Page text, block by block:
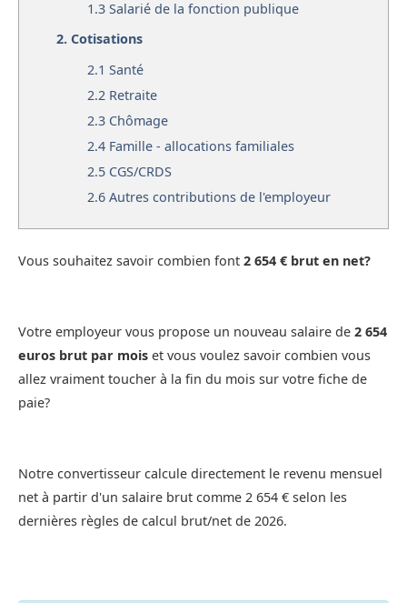
1.3 Salarié de la fonction publique
2. Cotisations
2.1 Santé
2.2 Retraite
2.3 Chômage
2.4 Famille - allocations familiales
2.5 CGS/CRDS
2.6 Autres contributions de l'employeur
Vous souhaitez savoir combien font 2 654 € brut en net?
Votre employeur vous propose un nouveau salaire de 2 654
euros brut par mois et vous voulez savoir combien vous
allez vraiment toucher à la fin du mois sur votre fiche de
paie?
Notre convertisseur calcule directement le revenu mensuel
net à partir d'un salaire brut comme 2 654 € selon les
dernières règles de calcul brut/net de 2026.